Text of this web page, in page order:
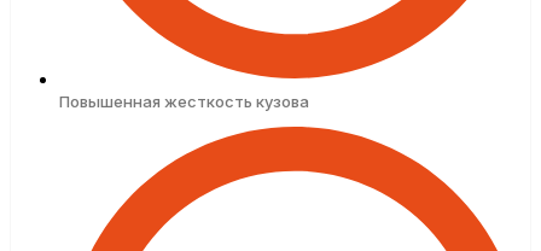
Повышенная жесткость кузова